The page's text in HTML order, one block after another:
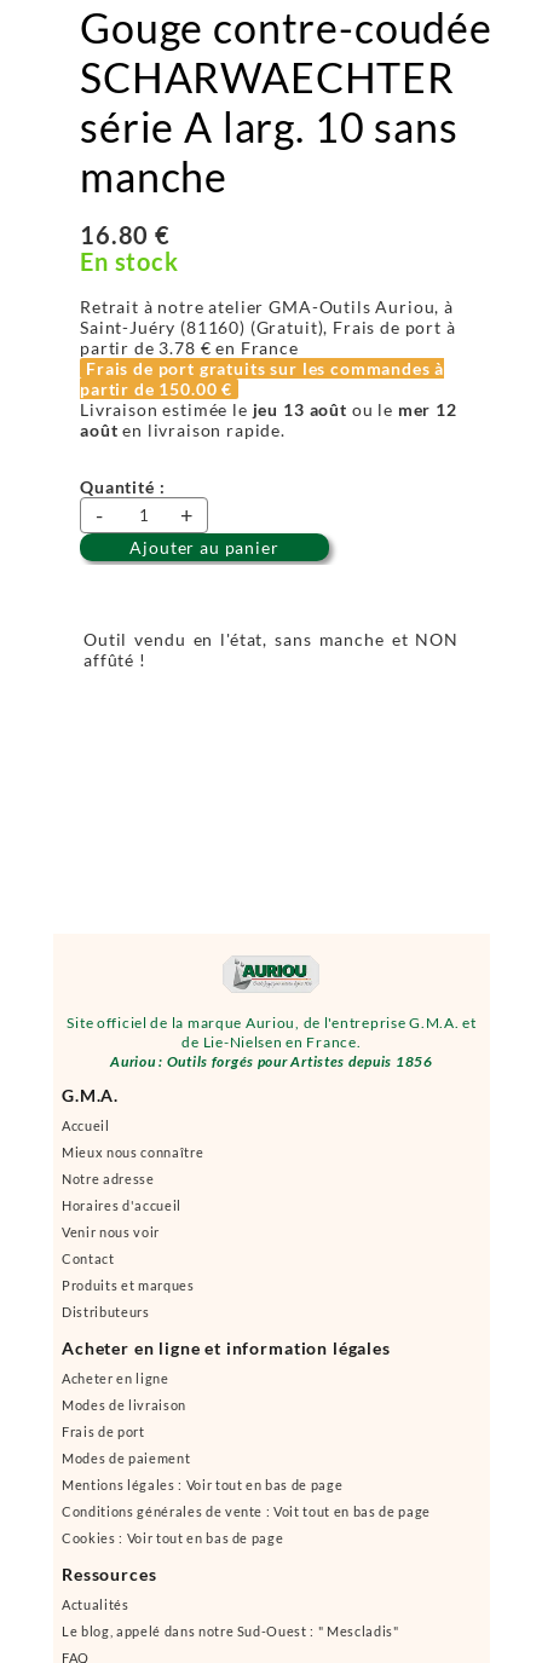
Site officiel de la marque Auriou, de l'entreprise G.M.A. et
de Lie-Nielsen en France.
Auriou : Outils forgés pour Artistes depuis 1856
G.M.A.
Accueil
Mieux nous connaître
Notre adresse
Horaires d'accueil
Venir nous voir
Contact
Produits et marques
Distributeurs
Acheter en ligne et information légales
Acheter en ligne
Modes de livraison
Frais de port
Modes de paiement
Mentions légales : Voir tout en bas de page
Conditions générales de vente : Voit tout en bas de page
Cookies : Voir tout en bas de page
Ressources
Actualités
Le blog, appelé dans notre Sud-Ouest : " Mescladis"
FAQ
Gouge contre-coudée
SCHARWAECHTER
série A larg. 10 sans
manche
16.80 €
En stock
Retrait à notre atelier GMA-Outils Auriou, à
Saint-Juéry (81160) (Gratuit), Frais de port à
partir de 3.78 € en France
Frais de port gratuits sur les commandes à
partir de 150.00 €
Livraison estimée le jeu 13 août ou le mer 12
août en livraison rapide.
Quantité :
- +
Ajouter au panier
Outil vendu en l'état, sans manche et NON
affûté !